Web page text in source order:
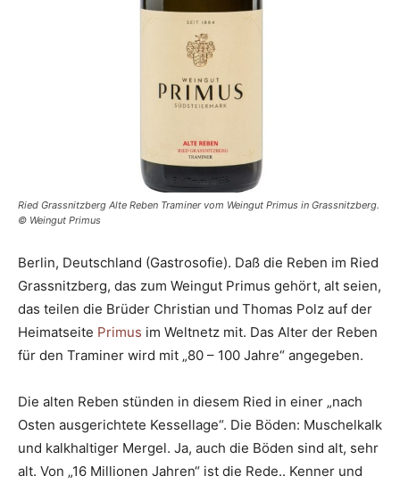
Ried Grassnitzberg Alte Reben Traminer vom Weingut Primus in Grassnitzberg.
© Weingut Primus
Berlin, Deutschland (Gastrosofie). Daß die Reben im Ried
Grassnitzberg, das zum Weingut Primus gehört, alt seien,
das teilen die Brüder Christian und Thomas Polz auf der
Heimatseite Primus im Weltnetz mit. Das Alter der Reben
für den Traminer wird mit „80 – 100 Jahre“ angegeben.
Die alten Reben stünden in diesem Ried in einer „nach
Osten ausgerichtete Kessellage“. Die Böden: Muschelkalk
und kalkhaltiger Mergel. Ja, auch die Böden sind alt, sehr
alt. Von „16 Millionen Jahren“ ist die Rede.. Kenner und